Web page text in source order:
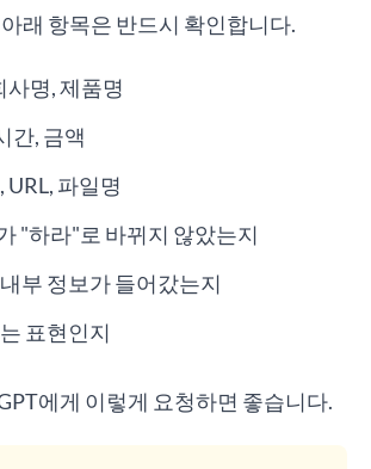
래 항목은 반드시 확인합니다.
사명, 제품명
간, 금액
URL, 파일명
"하라"로 바뀌지 않았는지
부 정보가 들어갔는지
표현인지
에게 이렇게 요청하면 좋습니다.